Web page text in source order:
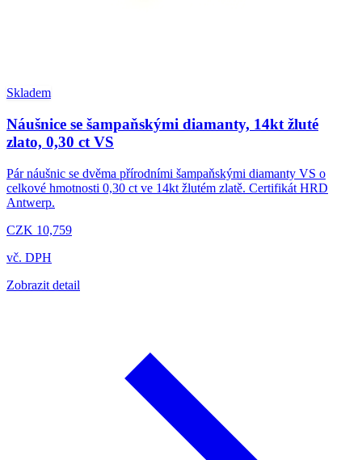
Skladem
Náušnice se šampaňskými diamanty, 14kt žluté
zlato, 0,30 ct VS
Pár náušnic se dvěma přírodními šampaňskými diamanty VS o
celkové hmotnosti 0,30 ct ve 14kt žlutém zlatě. Certifikát HRD
Antwerp.
CZK 10,759
vč. DPH
Zobrazit detail